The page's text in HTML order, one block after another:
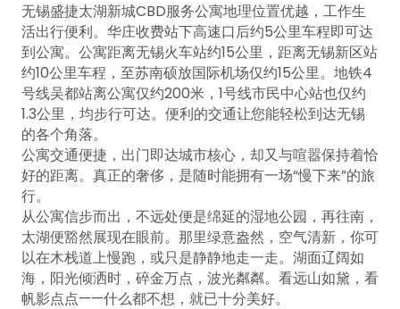
无锡盛捷太湖新城CBD服务公寓地理位置优越，工作生
活出行便利。华庄收费站下高速口后约5公里车程即可达
到公寓。公寓距离无锡火车站约15公里，距离无锡新区站
约10公里车程，至苏南硕放国际机场仅约15公里。地铁4
号线吴都站离公寓仅约200米，1号线市民中心站也仅约
1.3公里，均步行可达。便利的交通让您能轻松到达无锡
的各个角落。
公寓交通便捷，出门即达城市核心，却又与喧嚣保持着恰
好的距离。真正的奢侈，是随时能拥有一场“慢下来”的旅
行。
从公寓信步而出，不远处便是绵延的湿地公园，再往南，
太湖便豁然展现在眼前。那里绿意盎然，空气清新，你可
以在木栈道上慢跑，或只是静静地走一走。湖面辽阔如
海，阳光倾洒时，碎金万点，波光粼粼。看远山如黛，看
帆影点点——什么都不想，就已十分美好。